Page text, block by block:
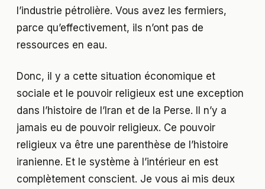
l’industrie pétrolière. Vous avez les fermiers,
parce qu’effectivement, ils n’ont pas de
ressources en eau.
Donc, il y a cette situation économique et
sociale et le pouvoir religieux est une exception
dans l’histoire de l’Iran et de la Perse. Il n’y a
jamais eu de pouvoir religieux. Ce pouvoir
religieux va être une parenthèse de l’histoire
iranienne. Et le système à l’intérieur en est
complètement conscient. Je vous ai mis deux